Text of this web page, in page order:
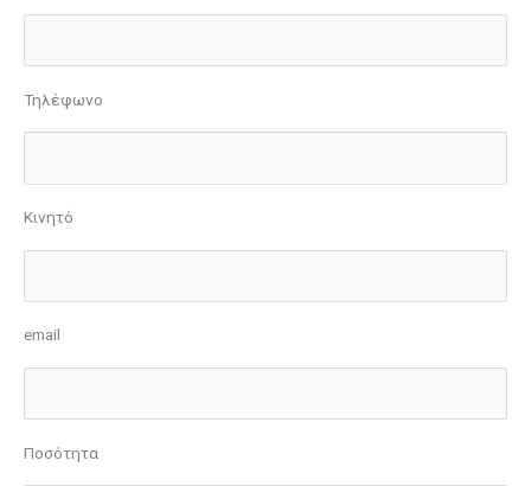
Τηλέφωνο
Κινητό
email
Ποσότητα